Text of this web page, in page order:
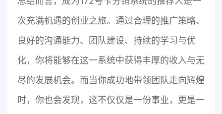
次充满机遇的创业之旅。通过合理的推广策略、
良好的沟通能力、团队建设、持续的学习与优
化，你将能够在这一系统中获得丰厚的收入与无
尽的发展机会。而当你成功地带领团队走向辉煌
时，你也会发现，这不仅仅是一份事业，更是一